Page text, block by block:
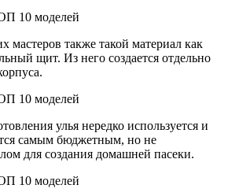
мастеров также такой материал как
щит. Из него создается отдельно
улья нередко используется и
самым бюджетным, но не
для создания домашней пасеки.